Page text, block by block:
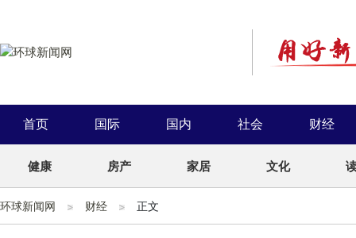
首页 国际 国内 社会 财经
健康 房产 家居 文化
环球新闻网 财经 正文